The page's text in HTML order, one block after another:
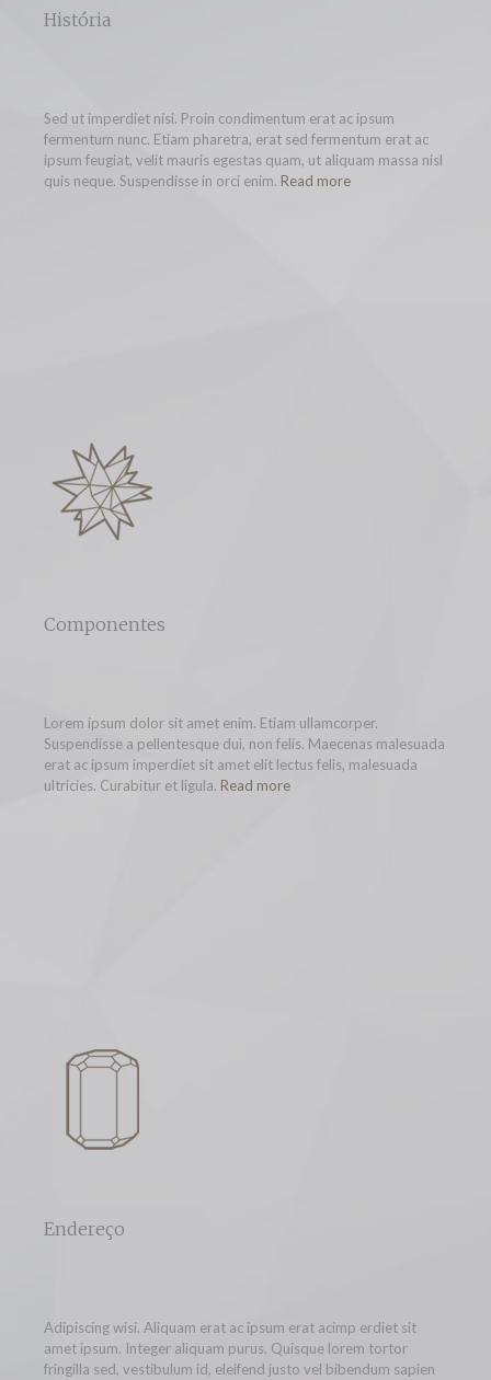
História
Sed ut imperdiet nisi. Proin condimentum erat ac ipsum
fermentum nunc. Etiam pharetra, erat sed fermentum erat ac
ipsum feugiat, velit mauris egestas quam, ut aliquam massa nisl
quis neque. Suspendisse in orci enim. Read more
Componentes
Lorem ipsum dolor sit amet enim. Etiam ullamcorper.
Suspendisse a pellentesque dui, non felis. Maecenas malesuada
erat ac ipsum imperdiet sit amet elit lectus felis, malesuada
ultricies. Curabitur et ligula. Read more
Endereço
Adipiscing wisi. Aliquam erat ac ipsum erat acimp erdiet sit
amet ipsum. Integer aliquam purus. Quisque lorem tortor
fringilla sed, vestibulum id, eleifend justo vel bibendum sapien